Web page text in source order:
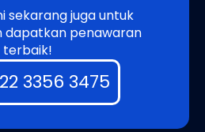
sekarang juga untuk
dapatkan penawaran
terbaik!
3356 3475